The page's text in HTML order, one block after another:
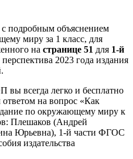
подробным объяснением
миру за 1 класс, для
на странице 51 для 1-й
2023 года издания
всегда легко и бесплатно
на вопрос «Как
по окружающему миру к
Плешаков (Андрей
Юрьевна), 1-й части ФГОС
издательства